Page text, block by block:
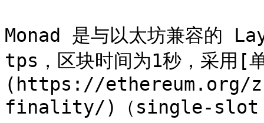
Monad 是与以太坊兼容的
tps，区块时间为1秒，采用[
(https://ethereum.org/
finality/)（single-slot